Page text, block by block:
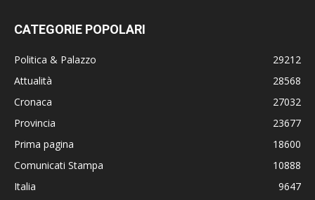
CATEGORIE POPOLARI
Politica & Palazzo
29212
Attualità
28568
Cronaca
27032
Provincia
23677
Prima pagina
18600
Comunicati Stampa
10888
Italia
9647